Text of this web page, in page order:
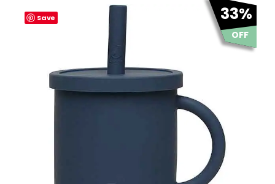
Save 33%
OFF
Oorspronkelijke
prijs